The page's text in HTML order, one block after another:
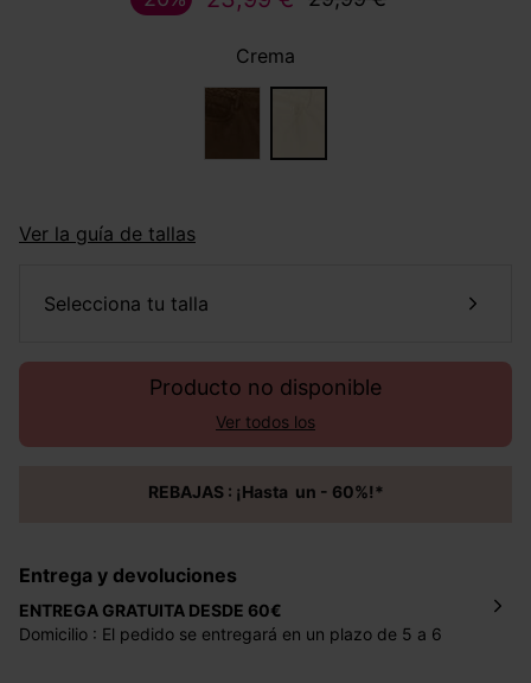
Crema
Ver la guía de tallas
selecciona tu talla
Producto no disponible
Ver todos los
REBAJAS : ¡Hasta un - 60%!*
Entrega y devoluciones
ENTREGA GRATUITA DESDE 60€
Domicilio : El pedido se entregará en un plazo de 5 a 6